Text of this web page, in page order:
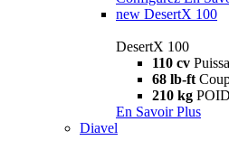
new DesertX 100
DesertX 100
110 cv
68 lb-ft
210 kg
En Savoir Plus
Diavel